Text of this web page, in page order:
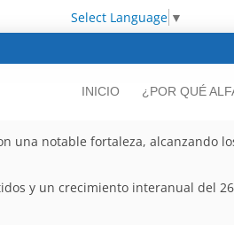
Select Language ▼
INICIO ¿POR QUÉ
una notable fortaleza, alcanzando
y un crecimiento interanual del